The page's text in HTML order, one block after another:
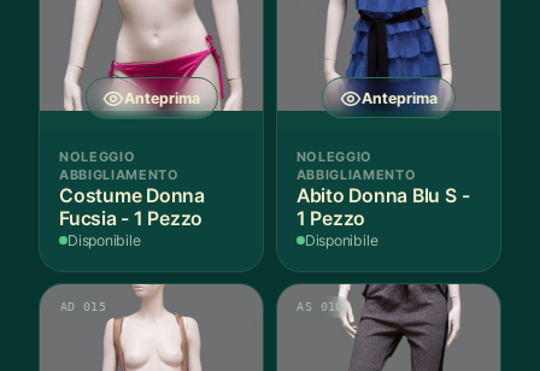
Anteprima
NOLEGGIO
ABBIGLIAMENTO
Costume Donna
Fucsia - 1 Pezzo
Disponibile
Anteprima
NOLEGGIO
ABBIGLIAMENTO
Abito Donna Blu S -
1 Pezzo
Disponibile
AD 015 AS 010